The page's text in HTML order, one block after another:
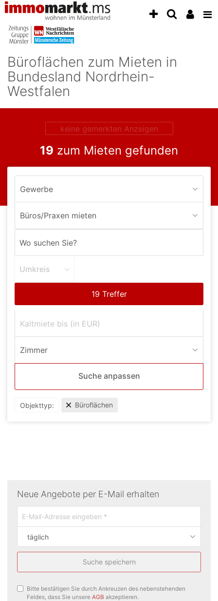
Accessibility
aktivieren
zur
zum
Inhalt
zum
Inhalt
Anzeige
Büroflächen zum Mieten in
Bundesland Nordrhein-
Westfalen
keine gemerkten Anzeigen
19 zum Mieten gefunden
Gewerbe
Büros/Praxen mieten
Umkreis
Zimmer
Suche anpassen
Objekttyp: Büroflächen
Neue Angebote per E-Mail erhalten
täglich
Suche speichern
Bitte bestätigen Sie durch Ankreuzen des nebenstehenden
Feldes, dass Sie unsere AGB akzeptieren.